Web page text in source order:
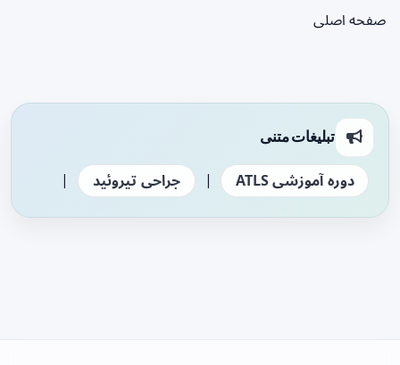
صفحه اصلی
تبلیغات متنی
دوره آموزشی ATLS | جراحی تیروئید |